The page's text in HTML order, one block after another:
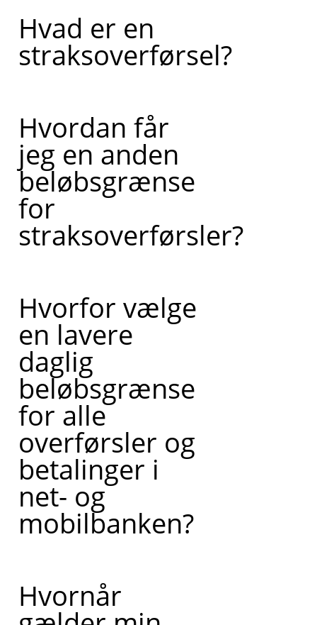
Hvad er en
straksoverførsel?
Hvordan får
jeg en anden
beløbsgrænse
for
straksoverførsler?
Hvorfor vælge
en lavere
daglig
beløbsgrænse
for alle
overførsler og
betalinger i
net- og
mobilbanken?
Hvornår